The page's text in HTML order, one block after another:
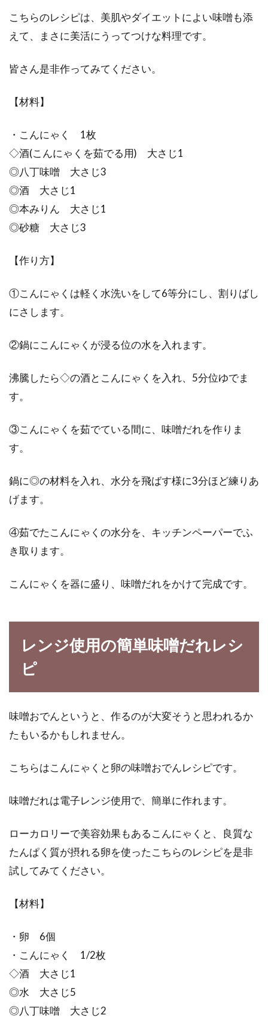
米ぬかってご存知でしょうか。米ぬかは、玄米
を白米に精米する過程で出てくる、茶色い粉の
ダイエット、人は誰でも一度は気にしたことが
あるテーマではないでしょうか。しかし、体重
日本には、おいしそうで魅力的な食べもので溢
食事改善はダイエット効果を高める
ダイエットの効果がなかなかでない、一度痩せ
善で生活習慣病も防ごう！
に苦しむ...
こちらのレシピは、美肌やダイエットによい味噌も添
えて、まさに美活にうってつけな料理です。
皆さん是非作ってみてください。
【材料】
・こんにゃく 1枚
◇酒(こんにゃくを茹でる用) 大さじ1
◎八丁味噌 大さじ3
◎酒 大さじ1
◎本みりん 大さじ1
◎砂糖 大さじ3
【作り方】
①こんにゃくは軽く水洗いをして6等分にし、割りばし
にさします。
②鍋にこんにゃくが浸る位の水を入れます。
沸騰したら◇の酒とこんにゃくを入れ、5分位ゆでま
す。
③こんにゃくを茹でている間に、味噌だれを作りま
す。
鍋に◎の材料を入れ、水分を飛ばす様に3分ほど練りあ
げます。
④茹でたこんにゃくの水分を、キッチンペーパーでふ
き取ります。
こんにゃくを器に盛り、味噌だれをかけて完成です。
レンジ使用の簡単味噌だれレシ
ピ
味噌おでんというと、作るのが大変そうと思われるか
たもいるかもしれません。
こちらはこんにゃくと卵の味噌おでんレシピです。
味噌だれは電子レンジ使用で、簡単に作れます。
ローカロリーで美容効果もあるこんにゃくと、良質な
たんぱく質が摂れる卵を使ったこちらのレシピを是非
試してみてください。
【材料】
・卵 6個
・こんにゃく 1/2枚
◇酒 大さじ1
◎水 大さじ5
◎八丁味噌 大さじ2